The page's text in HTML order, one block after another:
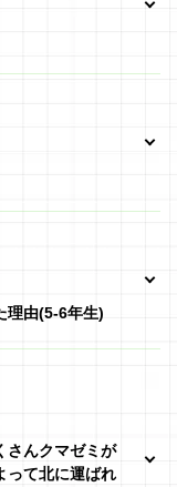
理由(5-6年生)
さんクマゼミが
って北に運ばれ